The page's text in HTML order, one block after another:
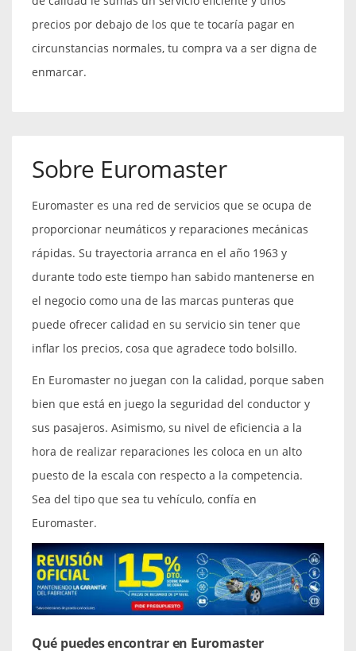
precios por debajo de los que te tocaría pagar en
circunstancias normales, tu compra va a ser digna de
enmarcar.
Sobre Euromaster
Euromaster es una red de servicios que se ocupa de
proporcionar neumáticos y reparaciones mecánicas
rápidas. Su trayectoria arranca en el año 1963 y
durante todo este tiempo han sabido mantenerse en
el negocio como una de las marcas punteras que
puede ofrecer calidad en su servicio sin tener que
inflar los precios, cosa que agradece todo bolsillo.
En Euromaster no juegan con la calidad, porque saben
bien que está en juego la seguridad del conductor y
sus pasajeros. Asimismo, su nivel de eficiencia a la
hora de realizar reparaciones les coloca en un alto
puesto de la escala con respecto a la competencia.
Sea del tipo que sea tu vehículo, confía en
Euromaster.
Qué puedes encontrar en Euromaster